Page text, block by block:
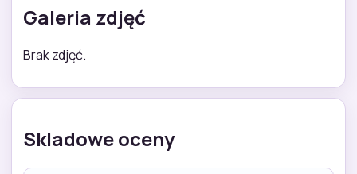
Galeria zdjęć
Brak zdjęć.
Skladowe oceny